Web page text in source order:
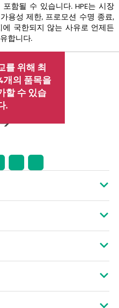
함될 수 있습니다. HPE는 시장
용성 제한, 프로모션 수명 종료,
국한되지 않는 사유로 언제든
합니다.
를 위해 최
개의 품목을
할 수 있습
.